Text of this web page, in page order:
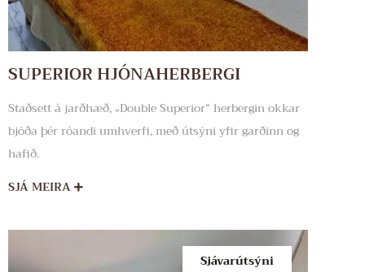
SUPERIOR HJÓNAHERBERGI
Staðsett á jarðhæð, „Double Superior“ herbergin okkar
bjóða þér róandi umhverfi, með útsýni yfir garðinn og
hafið.
SJÁ MEIRA
Sjávarútsýni